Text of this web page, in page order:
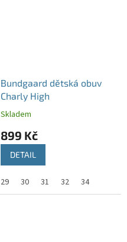
Bundgaard dětská obuv
Charly High
Skladem
899 Kč
DETAIL
29 30 31 32 34